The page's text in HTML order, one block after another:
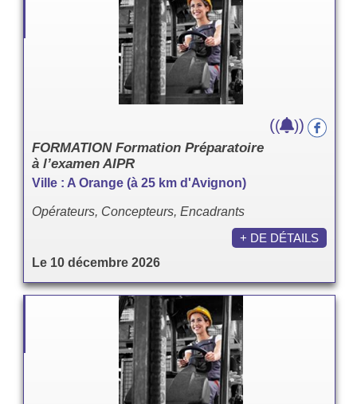
FORMATION Formation Préparatoire
à l’examen AIPR
Ville : A Orange (à 25 km d'Avignon)
Opérateurs, Concepteurs, Encadrants
Le 10 décembre 2026
(( ))
+ DE DÉTAILS